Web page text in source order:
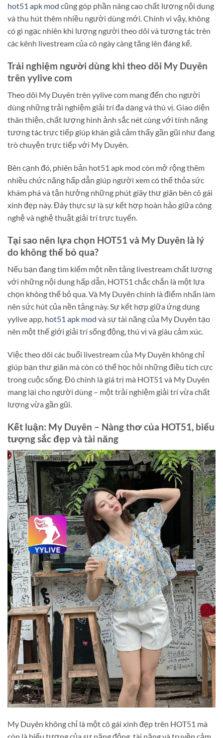
hot51 apk mod cũng góp phần nâng cao chất lượng nội dung
và thu hút thêm nhiều người dùng mới. Chính vì vậy, không
có gì ngạc nhiên khi lượng người theo dõi và tương tác trên
các kênh livestream của cô ngày càng tăng lên đáng kể.
Trải nghiệm người dùng khi theo dõi My Duyên
trên yylive com
Theo dõi My Duyên trên yylive com mang đến cho người
dùng những trải nghiệm giải trí đa dạng và thú vị. Giao diện
thân thiện, chất lượng hình ảnh sắc nét cùng với tính năng
tương tác trực tiếp giúp khán giả cảm thấy gần gũi như đang
trò chuyện trực tiếp với My Duyên.
Bên cạnh đó, phiên bản hot51 apk mod còn mở rộng thêm
nhiều chức năng hấp dẫn giúp người xem có thể thỏa sức
khám phá và tận hưởng những phút giây thư giãn bên cô gái
xinh đẹp này. Đây thực sự là sự kết hợp hoàn hảo giữa công
nghệ và nghệ thuật giải trí trực tuyến.
Tại sao nên lựa chọn HOT51 và My Duyên là lý
do không thể bỏ qua?
Nếu bạn đang tìm kiếm một nền tảng livestream chất lượng
với những nội dung hấp dẫn, HOT51 chắc chắn là một lựa
chọn không thể bỏ qua. Và My Duyên chính là điểm nhấn làm
nên sức hút của nền tảng này. Sự kết hợp giữa ứng dụng
yylive app, hot51 apk mod và sự tài năng của My Duyên tạo
nên một thế giới giải trí sống động, thú vị và giàu cảm xúc.
Việc theo dõi các buổi livestream của My Duyên không chỉ
giúp bạn thư giãn mà còn có thể học hỏi những điều tích cực
trong cuộc sống. Đó chính là giá trị mà HOT51 và My Duyên
mang lại cho người dùng – một trải nghiệm giải trí vừa chất
lượng vừa gần gũi.
Kết luận: My Duyên – Nàng thơ của HOT51, biểu
tượng sắc đẹp và tài năng
My Duyên không chỉ là một cô gái xinh đẹp trên HOT51 mà